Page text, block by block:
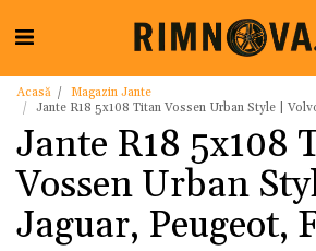
Acasă
Magazin Jante
Jante R18 5x108 Titan Vossen Urban Style |
Jante R18 5x108
Vossen Urban
Jaguar, Peugeot,